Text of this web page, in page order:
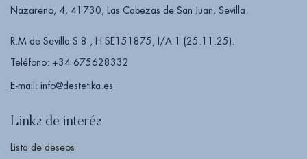
Nazareno, 4, 41730, Las Cabezas de San Juan, Sevilla.
R.M de Sevilla S 8 , H SE151875, I/A 1 (25.11.25).
Teléfono: +34 675628332
E-mail: info@destetika.es
Links de interés
Lista de deseos